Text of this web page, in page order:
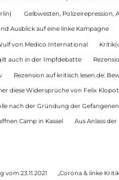
Gelbwesten, Polizeirepression,
Ausblick auf eine linke Kampagne
von Medico International
auch in der Impfdebatte
Rezension auf kritisch lesen.de:
diese Widersprüche von Felix
nach der Gründung der
Camp in Kassel Aus Anlass
23.11.2021 „Corona & linke